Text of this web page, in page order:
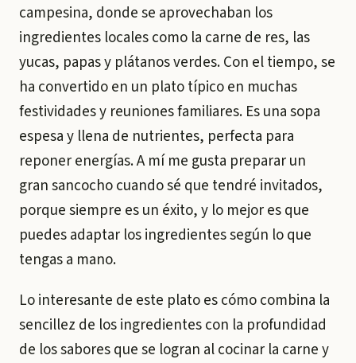
campesina, donde se aprovechaban los
ingredientes locales como la carne de res, las
yucas, papas y plátanos verdes. Con el tiempo, se
ha convertido en un plato típico en muchas
festividades y reuniones familiares. Es una sopa
espesa y llena de nutrientes, perfecta para
reponer energías. A mí me gusta preparar un
gran sancocho cuando sé que tendré invitados,
porque siempre es un éxito, y lo mejor es que
puedes adaptar los ingredientes según lo que
tengas a mano.
Lo interesante de este plato es cómo combina la
sencillez de los ingredientes con la profundidad
de los sabores que se logran al cocinar la carne y